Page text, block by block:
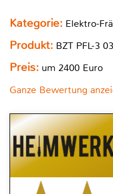
Kategorie: Elektro-
Produkt: BZT PFL-3
Preis: um 2400 Euro
Ganze Bewertung